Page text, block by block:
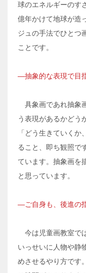
球のエネルギーのす
億年かけて地球が造
ジュの手法でひとつ
ことです。
―抽象的な表現で目
具象画であれ抽象
う表現があるかどう
「どう生きていく
ること、即ち観照で
ています。抽象画を
と思っています。
―ご自身も、後進の
今は児童画教室で
いっせいに人物や静
めさせるやり方です